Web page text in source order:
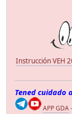
Instrucción VEH
Tened cuidado
APP GDA-